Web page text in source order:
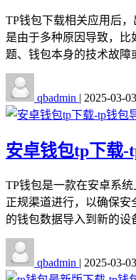
TP钱包下载相关应用后
是由于多种原因导致，比
题、钱包本身的技术故障
qbadmin | 2025-03-03
安卓钱包tp下载-
TP钱包是一款在安卓系
正规渠道进行，以确保安
的钱包数据导入到新的设
qbadmin | 2025-03-03